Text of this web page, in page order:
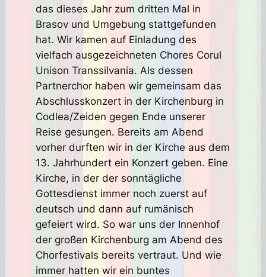
das dieses Jahr zum dritten Mal in
Brasov und Umgebung stattgefunden
hat. Wir kamen auf Einladung des
vielfach ausgezeichneten Chores Corul
Unison Transsilvania. Als dessen
Partnerchor haben wir gemeinsam das
Abschlusskonzert in der Kirchenburg in
Codlea/Zeiden gegen Ende unserer
Reise gesungen. Bereits am Abend
vorher durften wir in der Kirche aus dem
13. Jahrhundert ein Konzert geben. Eine
Kirche, in der der sonntägliche
Gottesdienst immer noch zuerst auf
deutsch und dann auf rumänisch
gefeiert wird. So war uns der Innenhof
der großen Kirchenburg am Abend des
Chorfestivals bereits vertraut. Und wie
immer hatten wir ein buntes